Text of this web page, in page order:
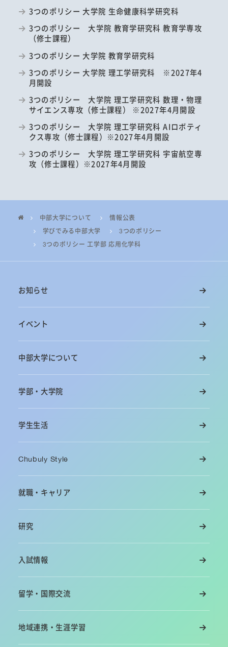
3つのポリシー 大学院 生命健康科学研究科
3つのポリシー 大学院 教育学研究科 教育学専攻
（修士課程）
3つのポリシー 大学院 教育学研究科
3つのポリシー 大学院 理工学研究科 ※2027年4
月開設
3つのポリシー 大学院 理工学研究科 数理・物理
サイエンス専攻（修士課程） ※2027年4月開設
3つのポリシー 大学院 理工学研究科 AIロボティ
クス専攻（修士課程）※2027年4月開設
3つのポリシー 大学院 理工学研究科 宇宙航空専
攻（修士課程）※2027年4月開設
中部大学について
情報公表
学びでみる中部大学
3つのポリシー
3つのポリシー 工学部 応用化学科
お知らせ
イベント
中部大学について
学部・大学院
学生生活
Chubuly Style
就職・キャリア
研究
入試情報
留学・国際交流
地域連携・生涯学習